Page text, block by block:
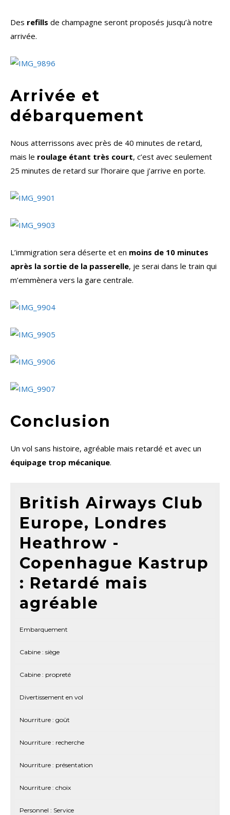
Des refills de champagne seront proposés jusqu’à notre
arrivée.
Arrivée et
débarquement
Nous atterrissons avec près de 40 minutes de retard,
mais le roulage étant très court, c’est avec seulement
25 minutes de retard sur l’horaire que j’arrive en porte.
L’immigration sera déserte et en moins de 10 minutes
après la sortie de la passerelle, je serai dans le train qui
m’emmènera vers la gare centrale.
Conclusion
Un vol sans histoire, agréable mais retardé et avec un
équipage trop mécanique.
British Airways Club
Europe, Londres
Heathrow -
Copenhague Kastrup
: Retardé mais
agréable
Embarquement
Cabine : siège
Cabine : propreté
Divertissement en vol
Nourriture : goût
Nourriture : recherche
Nourriture : présentation
Nourriture : choix
Personnel : Service